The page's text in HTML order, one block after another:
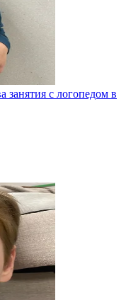
с логопедом в